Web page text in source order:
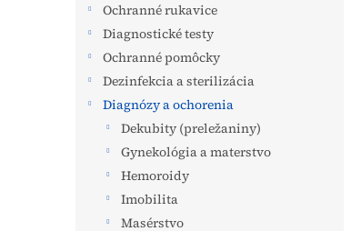
Ochranné rukavice
Diagnostické testy
Ochranné pomôcky
Dezinfekcia a sterilizácia
Diagnózy a ochorenia
Dekubity (preležaniny)
Gynekológia a materstvo
Hemoroidy
Imobilita
Masérstvo